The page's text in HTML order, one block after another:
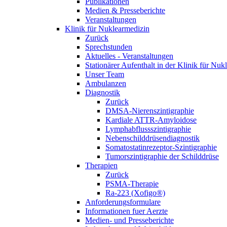
Medien & Presseberichte
Veranstaltungen
Klinik für Nuklearmedizin
Zurück
Sprechstunden
Aktuelles - Veranstaltungen
Stationärer Aufenthalt in der Klinik für
Unser Team
Ambulanzen
Diagnostik
Zurück
DMSA-Nierenszintigraphie
Kardiale ATTR-Amyloidose
Lymphabflussszintigraphie
Nebenschilddrüsendiagnostik
Somatostatinrezeptor-Szintigraphie
Tumorszintigraphie der Schilddrüse
Therapien
Zurück
PSMA-Therapie
Ra-223 (Xofigo®)
Anforderungsformulare
Informationen fuer Aerzte
Medien- und Presseberichte